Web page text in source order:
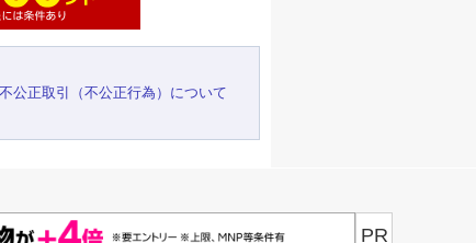
不公正取引（不公正行為）について
PR